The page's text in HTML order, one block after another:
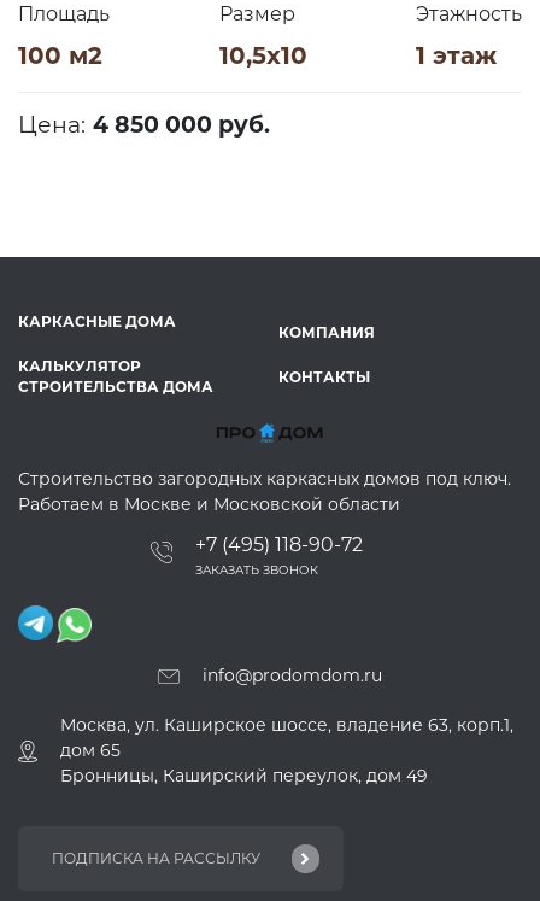
Площадь
100 м2
Размер
10,5х10
Этажность
1 этаж
Цена: 4 850 000 руб.
КАРКАСНЫЕ ДОМА
КАЛЬКУЛЯТОР
СТРОИТЕЛЬСТВА ДОМА
КОМПАНИЯ
КОНТАКТЫ
Строительство загородных каркасных домов под ключ.
Работаем в Москве и Московской области
+7 (495) 118-90-72
ЗАКАЗАТЬ ЗВОНОК
info@prodomdom.ru
Москва, ул. Каширское шоссе, владение 63, корп.1,
дом 65
Бронницы, Каширский переулок, дом 49